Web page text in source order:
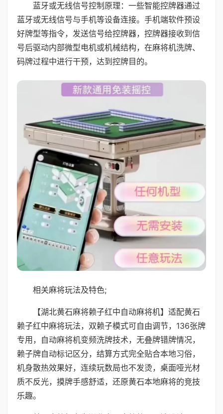
蓝牙或无线信号控制原理：一些智能控牌器通过
蓝牙或无线信号与手机等设备连接。手机端软件预设
好牌型等指令，发送信号给控牌器，控牌器接收到信
号后驱动内部微型电机或机械结构，在麻将机洗牌、
码牌过程中进行干预，达到控牌目的。
相关麻将玩法及特色;
【湖北黄石麻将赖子红中自动麻将机】适配黄石
赖子红中麻将玩法，双赖子模式可自由调节，136张牌
专用，自动麻将机变频洗牌技术，无叠牌错牌情况，
赖子牌自动标记区分，结算方式完全贴合本地习俗，
机身散热效果好，连续玩数局也不发烫，桌面哑光材
质不反光，摸牌手感舒适，还原黄石本地麻将的竞技
乐趣。